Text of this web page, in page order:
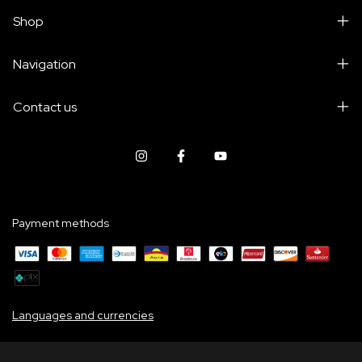
Shop
Navigation
Contact us
Payment methods
Languages and currencies